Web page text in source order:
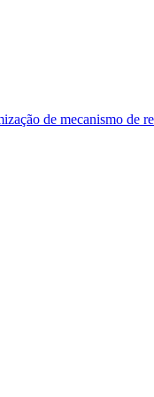
de mecanismo de